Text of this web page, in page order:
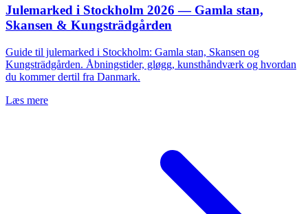
Julemarked i Stockholm 2026 — Gamla stan,
Skansen & Kungsträdgården
Guide til julemarked i Stockholm: Gamla stan, Skansen og
Kungsträdgården. Åbningstider, gløgg, kunsthåndværk og hvordan
du kommer dertil fra Danmark.
Læs mere